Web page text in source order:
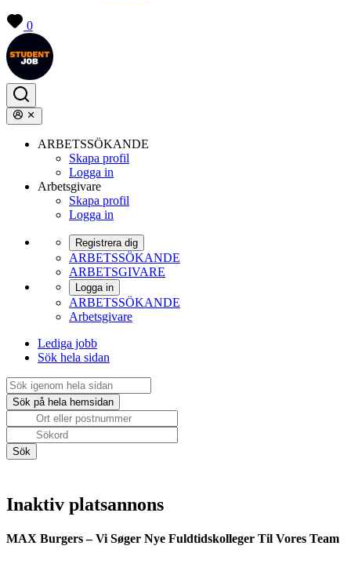
0
ARBETSSÖKANDE
Skapa profil
Logga in
Arbetsgivare
Skapa profil
Logga in
Registrera dig
ARBETSSÖKANDE
ARBETSGIVARE
Logga in
ARBETSSÖKANDE
Arbetsgivare
Lediga jobb
Sök hela sidan
Inaktiv platsannons
MAX Burgers – Vi Søger Nye Fuldtidskolleger Til Vores Team